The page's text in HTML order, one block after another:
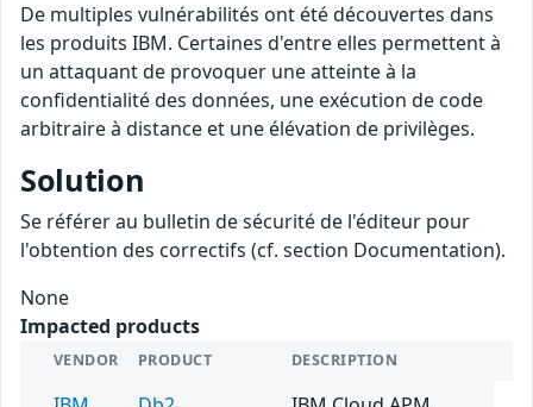
De multiples vulnérabilités ont été découvertes dans
les produits IBM. Certaines d'entre elles permettent à
un attaquant de provoquer une atteinte à la
confidentialité des données, une exécution de code
arbitraire à distance et une élévation de privilèges.
Solution
Se référer au bulletin de sécurité de l'éditeur pour
l'obtention des correctifs (cf. section Documentation).
None
Impacted products
VENDOR PRODUCT DESCRIPTION